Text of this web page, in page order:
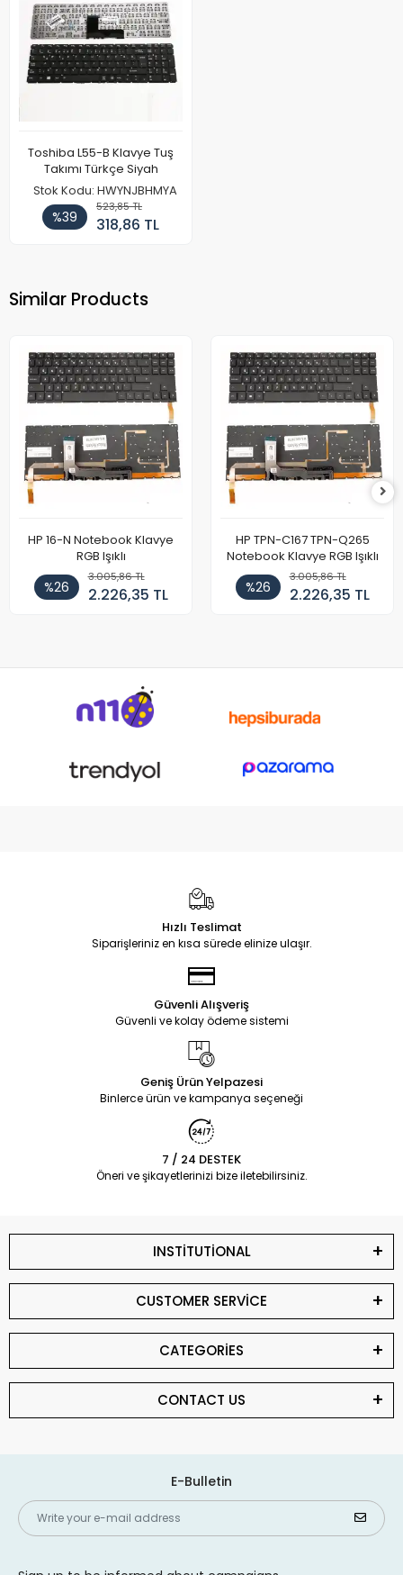
Toshiba L55-B Klavye Tuş
Takımı Türkçe Siyah
Stok Kodu: HWYNJBHMYA
%39
523,85 TL
318,86 TL
Similar Products
HP 16-N Notebook Klavye
RGB Işıklı
%26
3.005,86 TL
2.226,35 TL
HP TPN-C167 TPN-Q265
Notebook Klavye RGB Işıklı
%26
3.005,86 TL
2.226,35 TL
Hızlı Teslimat
Siparişleriniz en kısa sürede elinize ulaşır.
Güvenli Alışveriş
Güvenli ve kolay ödeme sistemi
Geniş Ürün Yelpazesi
Binlerce ürün ve kampanya seçeneği
7 / 24 DESTEK
Öneri ve şikayetlerinizi bize iletebilirsiniz.
INSTİTUTİONAL
CUSTOMER SERVİCE
CATEGORİES
CONTACT US
E-Bulletin